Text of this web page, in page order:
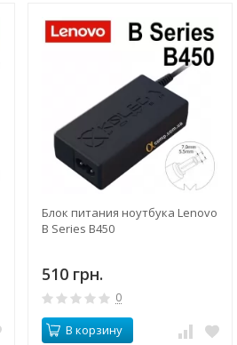
Блок питания ноутбука Lenovo
B Series B450
510 грн.
0
В корзину